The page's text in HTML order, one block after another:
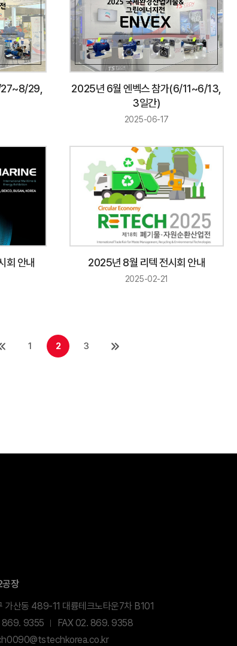
27~8/29,
2025년 6월 엔벡스 참가(6/11~6/13,
3일간)
2025-06-17
회 안내 2025년 8월 리텍 전시회 안내
2025-02-21
1 2 3
공장
가산동 489-11 대륭테크노타운7차 B101
869. 9355
FAX 02. 869. 9358